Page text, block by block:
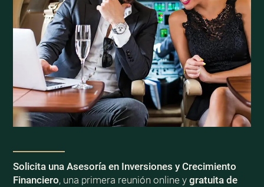
Solicita una Asesoría en Inversiones y Crecimiento
Financiero, una primera reunión online y gratuita de